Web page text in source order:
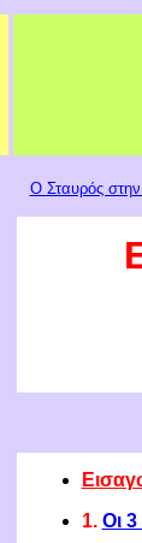
Ο Σταυρός
1. Οι